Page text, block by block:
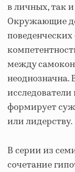
в личных, так
Окружающие
между
неоднозначна.
формирует
или лидерству.
В серии из
сочетание